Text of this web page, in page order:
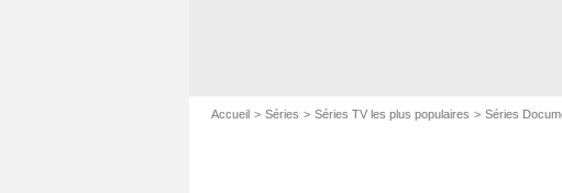
Accueil Séries Séries TV les plus populaires Séries